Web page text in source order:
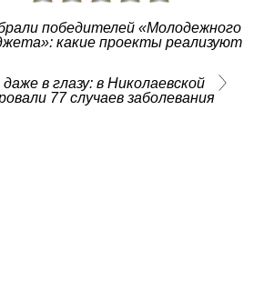
победителей «Молодежного
какие проекты реализуют
в глазу: в Николаевской
77 случаев заболевания